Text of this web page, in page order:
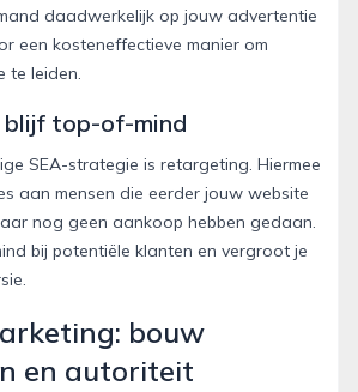
daadwerkelijk op jouw advertentie
een kosteneffectieve manier om
te leiden.
top-of-mind
SEA-strategie is retargeting. Hiermee
aan mensen die eerder jouw website
nog geen aankoop hebben gedaan.
bij potentiële klanten en vergroot je
bouw
en autoriteit